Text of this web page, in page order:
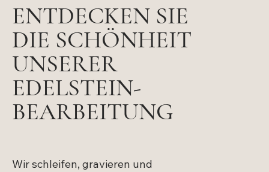
ENTDECKEN SIE
DIE SCHÖNHEIT
UNSERER
EDELSTEIN-
BEARBEITUNG
Wir schleifen, gravieren und